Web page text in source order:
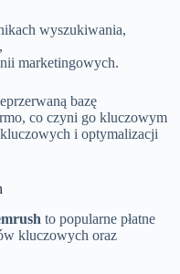
wyszukiwania,
marketingowych.
bazę
co czyni go kluczowym
i optymalizacji
to popularne płatne
kluczowych oraz